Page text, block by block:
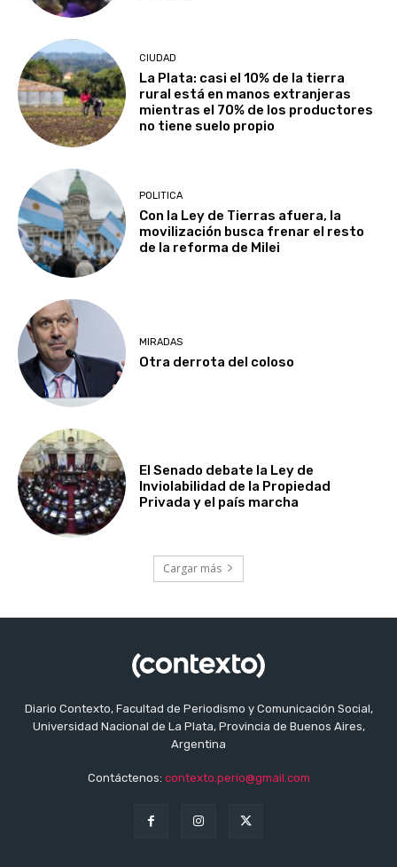
CIUDAD
La Plata: casi el 10% de la tierra
rural está en manos extranjeras
mientras el 70% de los productores
no tiene suelo propio
POLITICA
Con la Ley de Tierras afuera, la
movilización busca frenar el resto
de la reforma de Milei
MIRADAS
Otra derrota del coloso
El Senado debate la Ley de
Inviolabilidad de la Propiedad
Privada y el país marcha
Cargar más
Diario Contexto, Facultad de Periodismo y Comunicación Social,
Universidad Nacional de La Plata, Provincia de Buenos Aires,
Argentina
Contáctenos: contexto.perio@gmail.com